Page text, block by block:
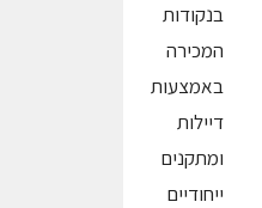
בנקודות
המכירה
באמצעות
דיילות
ומתקנים
ייחודיים